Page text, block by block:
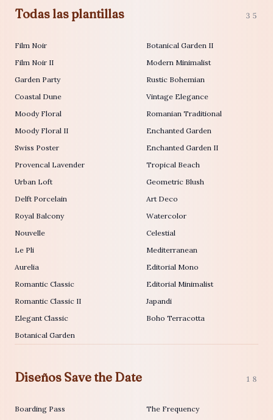
Todas las plantillas 35
Film Noir
Film Noir II
Garden Party
Coastal Dune
Moody Floral
Moody Floral II
Swiss Poster
Provencal Lavender
Urban Loft
Delft Porcelain
Royal Balcony
Nouvelle
Le Pli
Aurelia
Romantic Classic
Romantic Classic II
Elegant Classic
Botanical Garden
Botanical Garden II
Modern Minimalist
Rustic Bohemian
Vintage Elegance
Romanian Traditional
Enchanted Garden
Enchanted Garden II
Tropical Beach
Geometric Blush
Art Deco
Watercolor
Celestial
Mediterranean
Editorial Mono
Editorial Minimalist
Japandi
Boho Terracotta
Diseños Save the Date 18
Boarding Pass
The Frequency